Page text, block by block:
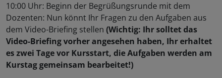
10:00 Uhr: Beginn der Begrüßungsrunde mit dem
Dozenten: Nun könnt Ihr Fragen zu den Aufgaben aus
dem Video-Briefing stellen (Wichtig: Ihr solltet das
Video-Briefing vorher angesehen haben, Ihr erhaltet
es zwei Tage vor Kursstart, die Aufgaben werden am
Kurstag gemeinsam bearbeitet!)